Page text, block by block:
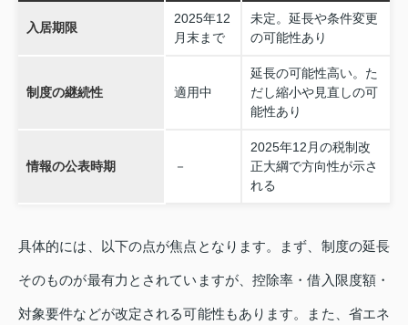
入居期限
2025年12
月末まで
未定。延長や条件変更
の可能性あり
制度の継続性 適用中
延長の可能性高い。た
だし縮小や見直しの可
能性あり
情報の公表時期 －
2025年12月の税制改
正大綱で方向性が示さ
れる
具体的には、以下の点が焦点となります。まず、制度の延長
そのものが最有力とされていますが、控除率・借入限度額・
対象要件などが改定される可能性もあります。また、省エネ